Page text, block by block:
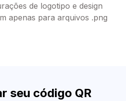
de logotipo e design
apenas para arquivos .png
seu código QR